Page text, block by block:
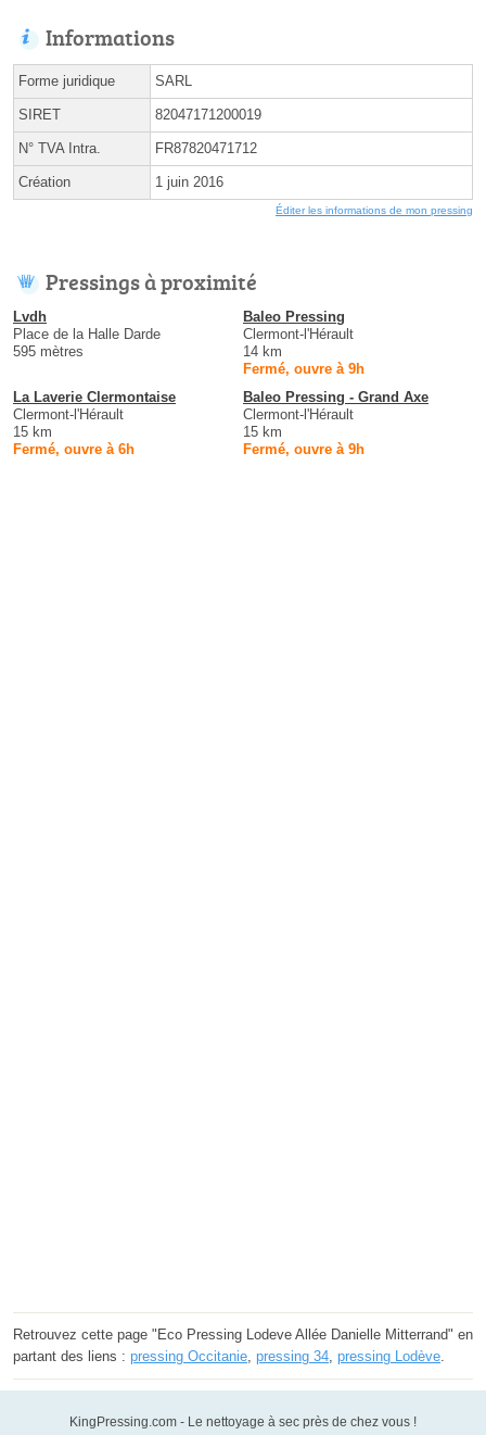
Informations
Forme juridique SARL
SIRET 82047171200019
N° TVA Intra. FR87820471712
Création 1 juin 2016
Éditer les informations de mon pressing
Pressings à proximité
Lvdh
Place de la Halle Darde
595 mètres
Baleo Pressing
Clermont-l'Hérault
14 km
Fermé, ouvre à 9h
La Laverie Clermontaise
Clermont-l'Hérault
15 km
Fermé, ouvre à 6h
Baleo Pressing - Grand Axe
Clermont-l'Hérault
15 km
Fermé, ouvre à 9h
Retrouvez cette page "Eco Pressing Lodeve Allée Danielle Mitterrand" en
partant des liens : pressing Occitanie, pressing 34, pressing Lodève.
KingPressing.com - Le nettoyage à sec près de chez vous !